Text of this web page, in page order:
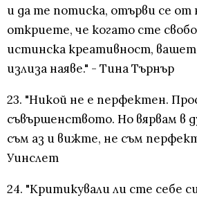
и да те потиска, отърви се
откриете, че когато сте
истинска креативност,
излиза наяве." - Тина Търнър
23. "Никой не е перфектен.
съвършенството. Но вярвам в
съм аз и вижте, не съм
Уинслет
24. "Критикували ли сте себе